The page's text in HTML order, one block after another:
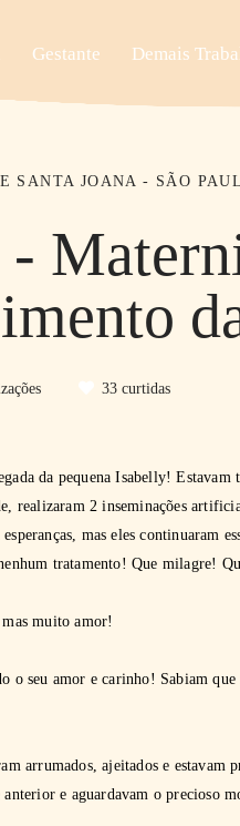
Gestante Demais
SANTA JOANA - SÃO
33 curtidas
da pequena Isabelly!
realizaram 2 inseminações
mas eles continuaram
tratamento! Que milagre!
muito amor!
o seu amor e carinho! Sabiam
arrumados, ajeitados e estavam
e aguardavam o precioso